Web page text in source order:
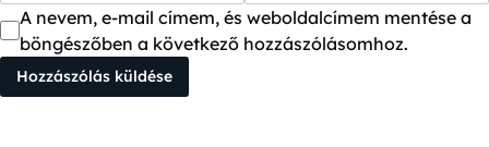
A nevem, e-mail címem, és weboldalcímem mentése a
böngészőben a következő hozzászólásomhoz.